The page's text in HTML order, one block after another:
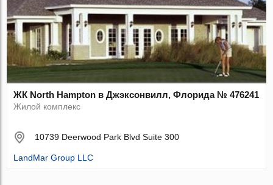
ЖК North Hampton в Джэксонвилл, Флорида № 476241
Жилой комплекс
10739 Deerwood Park Blvd Suite 300
LandMar Group LLC